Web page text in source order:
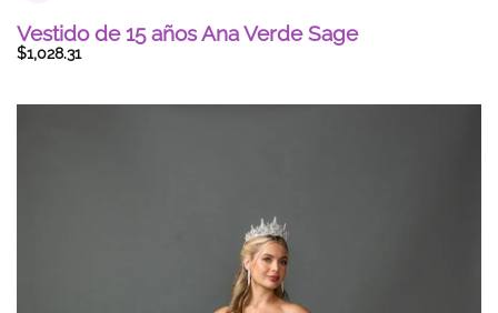
Vestido de 15 años Ana Verde Sage
$1,028.31